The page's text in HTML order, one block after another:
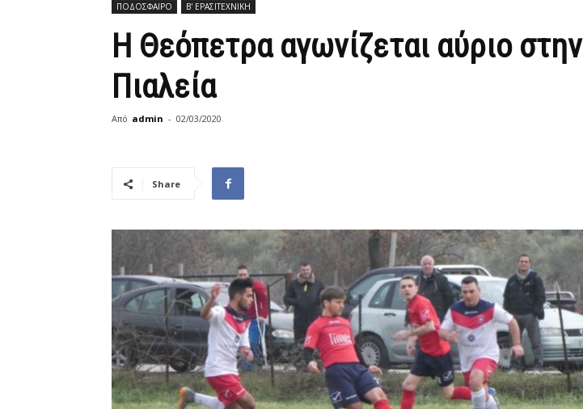
ΠΟΔΟΣΦΑΙΡΟ Β' ΕΡΑΣΙΤΕΧΝΙΚΗ
Η Θεόπετρα αγωνίζεται αύριο στην
Πιαλεία
Από admin - 02/03/2020
Share